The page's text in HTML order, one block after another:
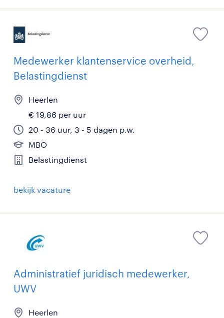
Medewerker klantenservice overheid,
Belastingdienst
Heerlen
€ 19,86 per uur
20 - 36 uur, 3 - 5 dagen p.w.
MBO
Belastingdienst
bekijk vacature
Administratief juridisch medewerker,
UWV
Heerlen